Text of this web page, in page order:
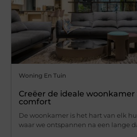
Woning En Tuin
Creëer de ideale
comfort
De woonkamer is het hart van elk
waar we ontspannen na een lange